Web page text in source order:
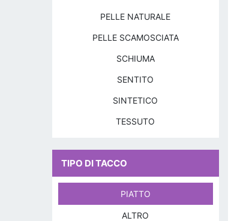
PELLE NATURALE
PELLE SCAMOSCIATA
SCHIUMA
SENTITO
SINTETICO
TESSUTO
TIPO DI TACCO
PIATTO
ALTRO